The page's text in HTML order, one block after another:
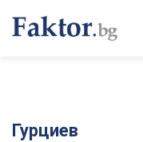
Гурциев